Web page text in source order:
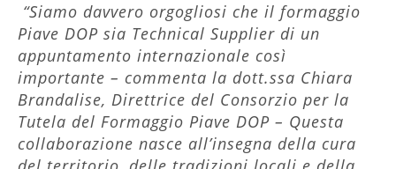
“Siamo davvero orgogliosi che il formaggio
Piave DOP sia Technical Supplier di un
appuntamento internazionale così
importante – commenta la dott.ssa Chiara
Brandalise, Direttrice del Consorzio per la
Tutela del Formaggio Piave DOP – Questa
collaborazione nasce all’insegna della cura